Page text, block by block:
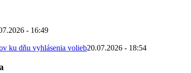
- 16:49
ku dňu vyhlásenia volieb20.07.2026 - 18:54